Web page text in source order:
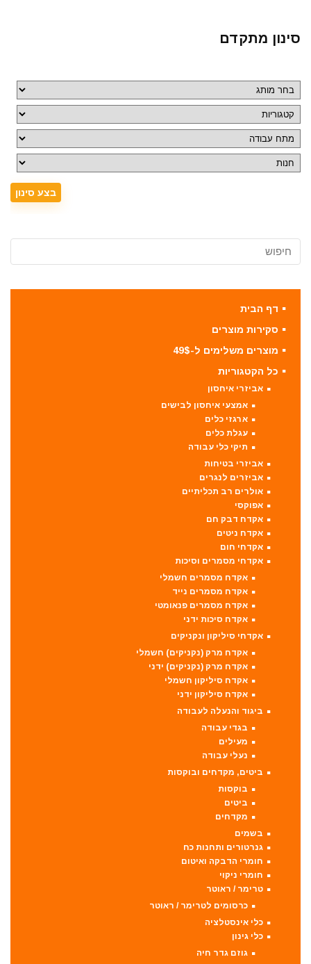
סינון מתקדם
דף הבית
סקירות מוצרים
מוצרים משלימים ל-49$
כל הקטגוריות
אביזרי איחסון
אמצעי איחסון לבישים
ארגזי כלים
עגלת כלים
תיקי כלי עבודה
אביזרי בטיחות
אביזרים לנגרים
אולרים רב תכליתיים
אפוקסי
אקדח דבק חם
אקדח ניטים
אקדחי חום
אקדחי מסמרים וסיכות
אקדח מסמרים חשמלי
אקדח מסמרים נייד
אקדח מסמרים פנאומטי
אקדח סיכות ידני
אקדחי סיליקון ונקניקים
אקדח מרק (נקניקים) חשמלי
אקדח מרק (נקניקים) ידני
אקדח סיליקון חשמלי
אקדח סיליקון ידני
ביגוד והנעלה לעבודה
בגדי עבודה
מעילים
נעלי עבודה
ביטים, מקדחים ובוקסות
בוקסות
ביטים
מקדחים
בשמים
גנרטורים ותחנות כח
חומרי הדבקה ואיטום
חומרי ניקוי
טרימר / ראוטר
כרסומים לטרימר / ראוטר
כלי אינסטלציה
כלי גינון
גוזם גדר חיה